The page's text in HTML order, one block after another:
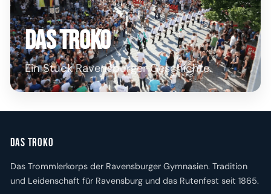
Das Troko
Ein Stück Ravensburger Geschichte.
Das Troko
Das Trommlerkorps der Ravensburger Gymnasien. Tradition
und Leidenschaft für Ravensburg und das Rutenfest seit 1865.